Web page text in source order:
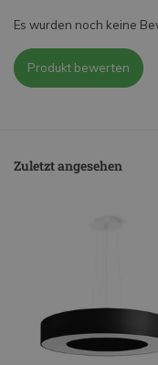
Es wurden noch keine
Produkt bewerten
Zuletzt angesehen